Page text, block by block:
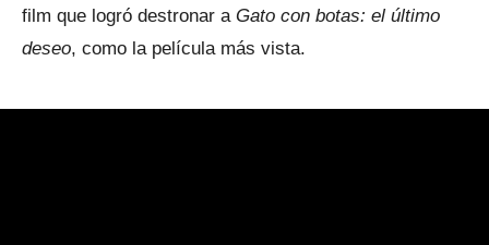
film que logró destronar a Gato con botas: el último
deseo, como la película más vista.